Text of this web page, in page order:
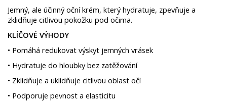
Jemný, ale účinný oční krém, který hydratuje, zpevňuje a
zklidňuje citlivou pokožku pod očima.
KLÍČOVÉ VÝHODY
• Pomáhá redukovat výskyt jemných vrásek
• Hydratuje do hloubky bez zatěžování
• Zklidňuje a uklidňuje citlivou oblast očí
• Podporuje pevnost a elasticitu